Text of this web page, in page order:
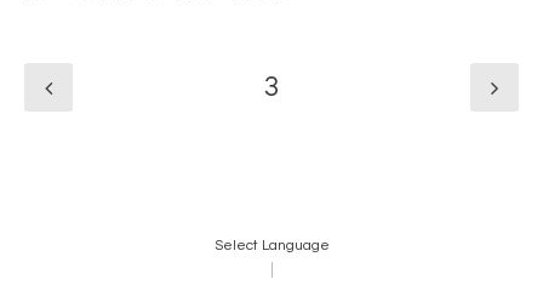
3
Select Language